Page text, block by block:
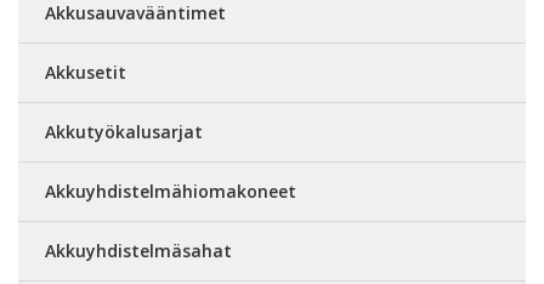
Akkusauvavääntimet
Akkusetit
Akkutyökalusarjat
Akkuyhdistelmähiomakoneet
Akkuyhdistelmäsahat